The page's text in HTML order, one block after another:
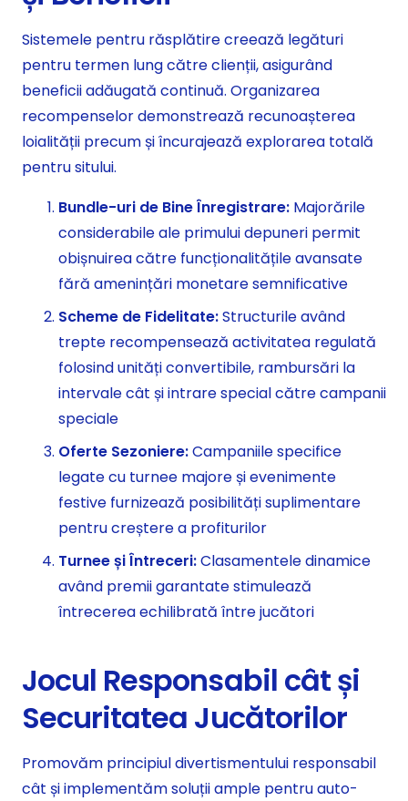
Sistemele pentru răsplătire creează legături
pentru termen lung către clienții, asigurând
beneficii adăugată continuă. Organizarea
recompenselor demonstrează recunoașterea
loialității precum și încurajează explorarea totală
pentru sitului.
Bundle-uri de Bine Înregistrare: Majorările
considerabile ale primului depuneri permit
obișnuirea către funcționalitățile avansate
fără amenințări monetare semnificative
Scheme de Fidelitate:Structurile având
trepte recompensează activitatea regulată
folosind unități convertibile, rambursări la
intervale cât și intrare special către campanii
speciale
Oferte Sezoniere:Campaniile specifice
legate cu turnee majore și evenimente
festive furnizează posibilități suplimentare
pentru creștere a profiturilor
Turnee și Întreceri:Clasamentele dinamice
având premii garantate stimulează
întrecerea echilibrată între jucători
Jocul Responsabil cât și
Securitatea Jucătorilor
Promovăm principiul divertismentului responsabil
cât și implementăm soluții ample pentru auto-